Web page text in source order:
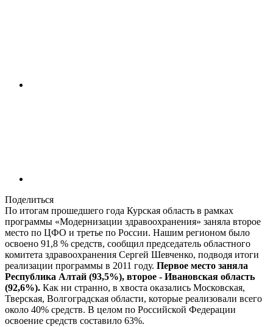
Поделиться
По итогам прошедшего года Курская область в рамках
программы «Модернизации здравоохранения» заняла второе
место по ЦФО и третье по России. Нашим регионом было
освоено 91,8 % средств, сообщил председатель областного
комитета здравоохранения Сергей Шевченко, подводя итоги
реализации программы в 2011 году. Первое место заняла
Республика Алтай (93,5%), второе - Ивановская область
(92,6%). Как ни странно, в хвоста оказались Московская,
Тверская, Волгоградская области, которые реализовали всего
около 40% средств. В целом по Российской Федерации
освоение средств составило 63%.